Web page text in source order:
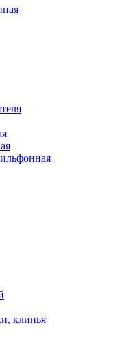
клинья